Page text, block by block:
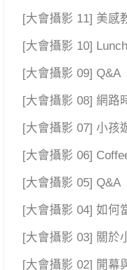
[大會攝影 11] 美感
[大會攝影 10] Lunch
[大會攝影 09] Q&A
[大會攝影 08] 網路
[大會攝影 07] 小孩
[大會攝影 06]
[大會攝影 05] Q&A
[大會攝影 04] 如何
[大會攝影 03] 關於
[大會攝影 02] 開幕